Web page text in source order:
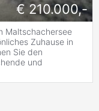
€ 210.000,-
Maltschachersee
Zuhause in
Sie den
und